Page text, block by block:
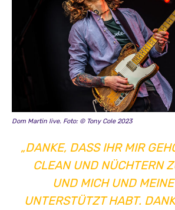
Dom Martin live. Foto: © Tony Cole 2023
„DANKE, DASS IHR MIR
CLEAN UND NÜCHTERN
UND MICH UND
UNTERSTÜTZT HABT.